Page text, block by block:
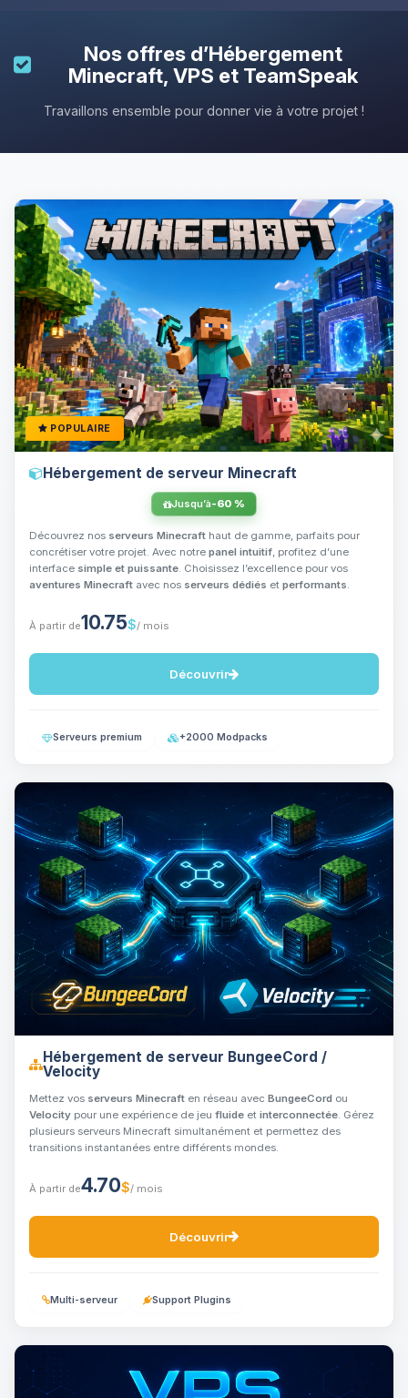
Nos offres d’Hébergement
Minecraft, VPS et TeamSpeak
Travaillons ensemble pour donner vie à votre projet !
POPULAIRE
Hébergement de serveur Minecraft
Jusqu’à-60 %
Découvrez nos serveurs Minecraft haut de gamme, parfaits pour
concrétiser votre projet. Avec notre panel intuitif, profitez d’une
interface simple et puissante. Choisissez l’excellence pour vos
aventures Minecraft avec nos serveurs dédiés et performants.
À partir de10.75$/ mois
Découvrir
Serveurs premium +2000 Modpacks
Hébergement de serveur BungeeCord /
Velocity
Mettez vos serveurs Minecraft en réseau avec BungeeCord ou
Velocity pour une expérience de jeu fluide et interconnectée. Gérez
plusieurs serveurs Minecraft simultanément et permettez des
transitions instantanées entre différents mondes.
À partir de4.70$/ mois
Découvrir
Multi-serveur Support Plugins